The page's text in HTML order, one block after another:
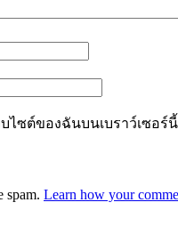
ไซต์ของฉันบนเบราว์เซอร์
spam. Learn how your